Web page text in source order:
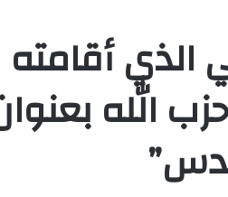
الذي أقامته
الله